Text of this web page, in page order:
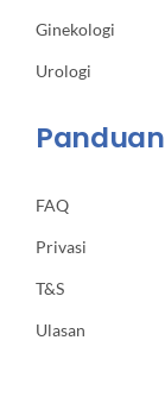
Ginekologi
Urologi
Panduan
FAQ
Privasi
T&S
Ulasan